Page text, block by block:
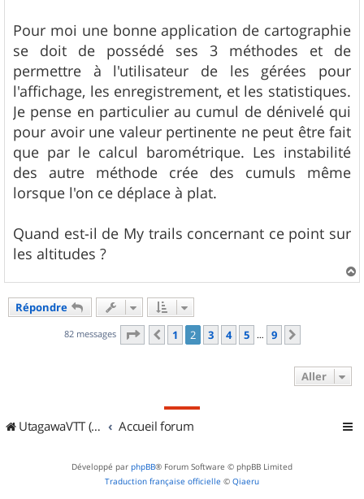
Pour moi une bonne application de cartographie
se doit de possédé ses 3 méthodes et de
permettre à l'utilisateur de les gérées pour
l'affichage, les enregistrement, et les statistiques.
Je pense en particulier au cumul de dénivelé qui
pour avoir une valeur pertinente ne peut être fait
que par le calcul barométrique. Les instabilité
des autre méthode crée des cumuls même
lorsque l'on ce déplace à plat.
Quand est-il de My trails concernant ce point sur
les altitudes ?
a
Répondre
82 messages Page 2sur9
Précédent
1 2 3 4 5 … 9
Aller
UtagawaVTT (Randos VTT et VTTAE avec traces GPS) Accueil forum
Développé par phpBB® Forum Software © phpBB Limited
Traduction française officielle © Qiaeru